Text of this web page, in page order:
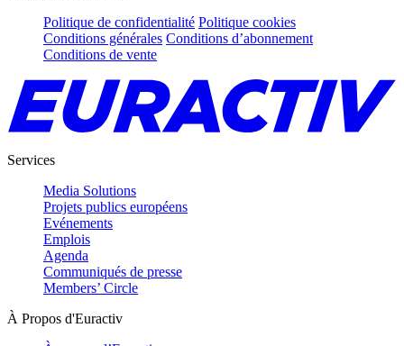
Politique de confidentialité Politique cookies
Conditions générales Conditions d’abonnement
Conditions de vente
Services
Media Solutions
Projets publics européens
Evénements
Emplois
Agenda
Communiqués de presse
Members’ Circle
À Propos d'Euractiv